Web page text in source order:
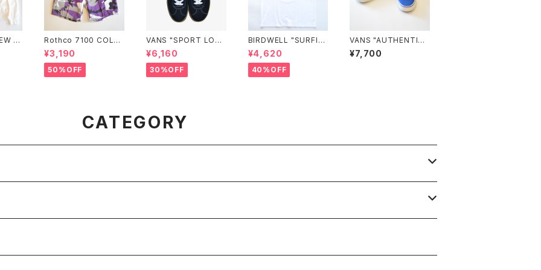
Y
Rothco 7100 COLO
RED CAMO BDU SH
ORTS
¥3,190
50%OFF
VANS "SPORT LOW
BLACK"
¥6,160
30%OFF
BIRDWELL "SURFIN'
BIRDIE T-SHIRT"
¥4,620
40%OFF
VANS "AUTHENTIC"
Sidewall Print CLAS
SIC BLUE VN000Z7
¥7,700
CATEGORY